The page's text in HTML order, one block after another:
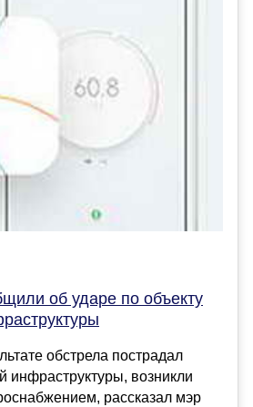
об ударе по объекту
обстрела пострадал
инфраструктуры, возникли
рассказал мэр